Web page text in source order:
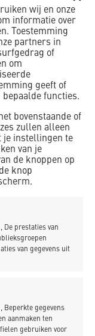
wij en onze
informatie over
Toestemming
partners in
of
om
geeft of
functies.
bovenstaande of
zullen alleen
je instellingen te
van je
de knoppen op
knop
De prestaties van
van gegevens uit
Beperkte gegevens
aanmaken ten
gebruiken voor